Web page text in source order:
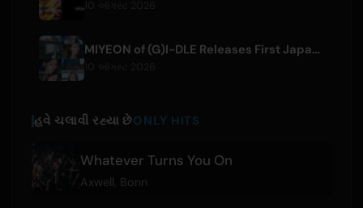
MIYEON of (G)I-DLE Releases First Japanese Solo Single 'RUN AWAY'
હવે ચલાવી રહ્યા છેONLY HITS
Whatever Turns You On
Axwell Bonn